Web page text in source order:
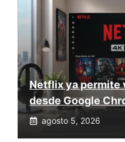
Netflix ya permite
desde Google
agosto 5, 2026